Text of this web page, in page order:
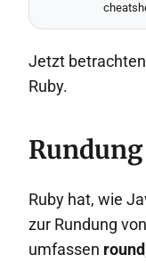
Jetzt
Ruby.
Ruby hat, wie
zur Rundung
umfassen